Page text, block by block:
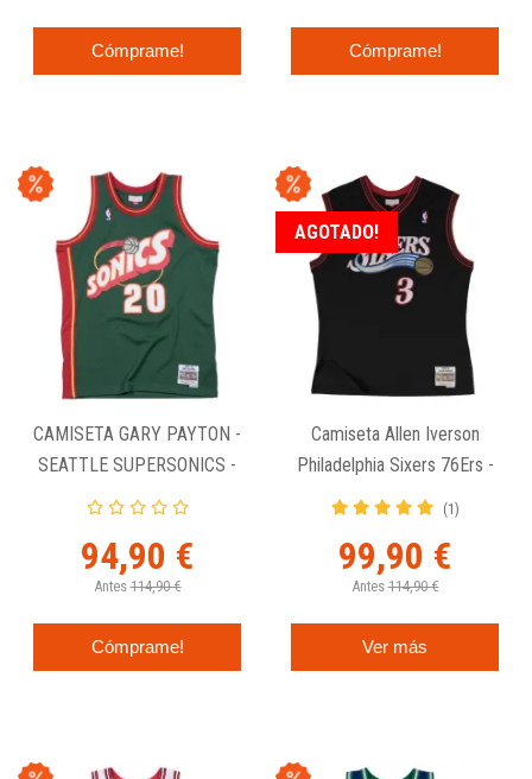
Cómprame! Cómprame!
CAMISETA GARY PAYTON -
SEATTLE SUPERSONICS -
SWINGMAN VERDE
94,90 €
Antes 114,90 €
Cómprame!
Camiseta Allen Iverson
Philadelphia Sixers 76Ers -
Swingman 2000-01 Negra.
(1)
99,90 €
Antes 114,90 €
Ver más
AGOTADO!